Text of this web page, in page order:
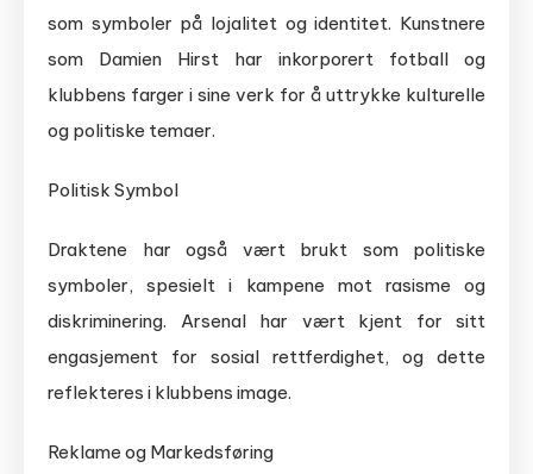
som symboler på lojalitet og identitet. Kunstnere
som Damien Hirst har inkorporert fotball og
klubbens farger i sine verk for å uttrykke kulturelle
og politiske temaer.
Politisk Symbol
Draktene har også vært brukt som politiske
symboler, spesielt i kampene mot rasisme og
diskriminering. Arsenal har vært kjent for sitt
engasjement for sosial rettferdighet, og dette
reflekteres i klubbens image.
Reklame og Markedsføring